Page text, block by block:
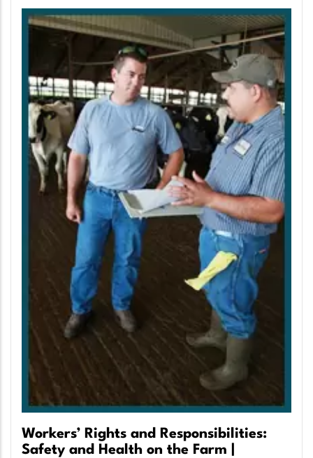
Workers’ Rights and Responsibilities:
Safety and Health on the Farm |